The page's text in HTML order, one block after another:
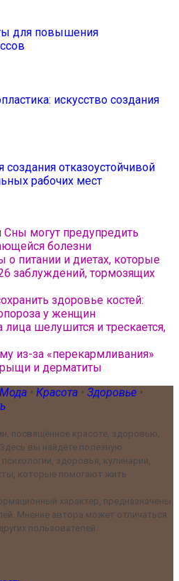
для повышения
искусство создания
отказоустойчивой
рабочих мест
Сны могут предупредить
болезни
о питании и диетах, которые
заблуждений, тормозящих
здоровье костей:
у женщин
лица шелушится и трескается,
из-за «перекармливания»
и дерматиты
Мода • Красота • Здоровье •
посвящённое красоте, здоровью,
вы найдёте полезную
здоровья, кулинарии,
которые помогают жить
характер, предназначены
Мнение автора может отличаться
пользователей.